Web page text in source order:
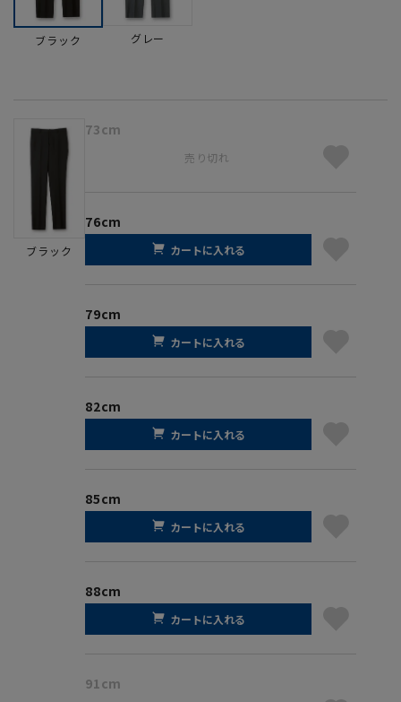
ブラック グレー
ブラック
73cm
売り切れ
76cm
カートに入れる
79cm
カートに入れる
82cm
カートに入れる
85cm
カートに入れる
88cm
カートに入れる
91cm